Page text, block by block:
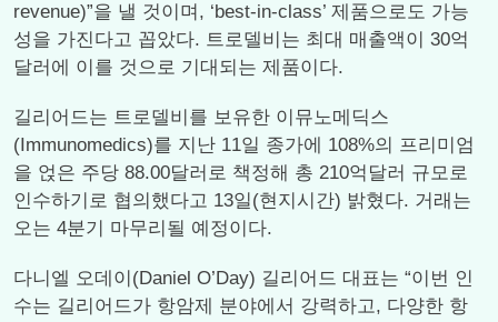
revenue)”을 낼 것이며, ‘best-in-class’ 제품으로도 가능
성을 가진다고 꼽았다. 트로델비는 최대 매출액이 30억
달러에 이를 것으로 기대되는 제품이다.
길리어드는 트로델비를 보유한 이뮤노메딕스
(Immunomedics)를 지난 11일 종가에 108%의 프리미엄
을 얹은 주당 88.00달러로 책정해 총 210억달러 규모로
인수하기로 협의했다고 13일(현지시간) 밝혔다. 거래는
오는 4분기 마무리될 예정이다.
다니엘 오데이(Daniel O’Day) 길리어드 대표는 “이번 인
수는 길리어드가 항암제 분야에서 강력하고, 다양한 항